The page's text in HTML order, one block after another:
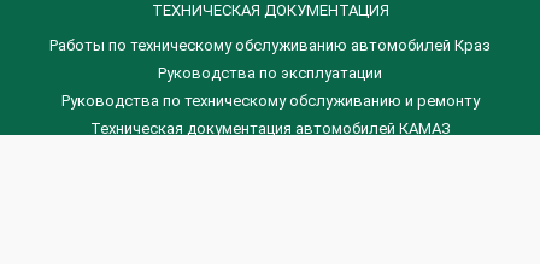
ТЕХНИЧЕСКАЯ ДОКУМЕНТАЦИЯ
Работы по техническому обслуживанию автомобилей Краз
Руководства по эксплуатации
Руководства по техническому обслуживанию и ремонту
Техническая документация автомобилей КАМАЗ